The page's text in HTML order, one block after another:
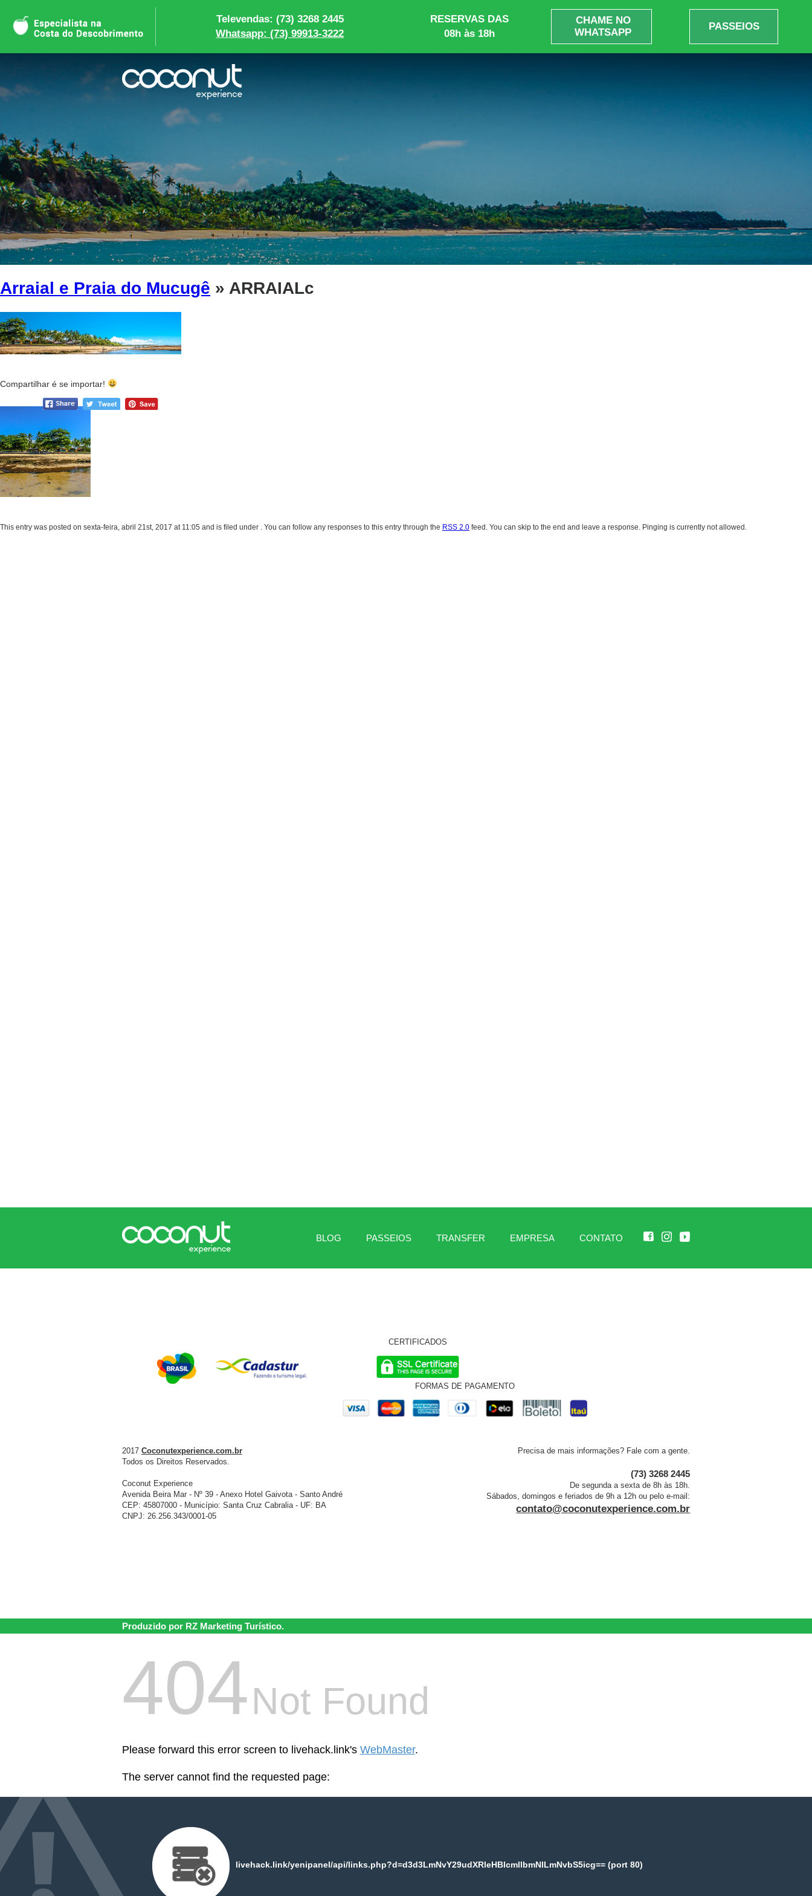
Televendas: (73) 3268 2445
Whatsapp: (73) 99913-3222
RESERVAS DAS
08h às 18h
CHAME NO
WHATSAPP
PASSEIOS
Arraial e Praia do Mucugê » ARRAIALc
Compartilhar é se importar!
This entry was posted on sexta-feira, abril 21st, 2017 at 11:05 and is filed under . You can follow any responses to this entry through the RSS 2.0 feed. You can skip to the end and leave a response. Pinging is currently not allowed.
BLOG PASSEIOS TRANSFER EMPRESA CONTATO
CERTIFICADOS
FORMAS DE PAGAMENTO
2017 Coconutexperience.com.br
Todos os Direitos Reservados.
Coconut Experience
Avenida Beira Mar - Nº 39 - Anexo Hotel Gaivota - Santo André
CEP: 45807000 - Município: Santa Cruz Cabralia - UF: BA
CNPJ: 26.256.343/0001-05
Precisa de mais informações? Fale com a gente.
(73) 3268 2445
De segunda a sexta de 8h às 18h.
Sábados, domingos e feriados de 9h a 12h ou pelo e-mail:
contato@coconutexperience.com.br
Produzido por RZ Marketing Turístico.
404Not Found
Please forward this error screen to livehack.link's WebMaster.
The server cannot find the requested page:
livehack.link/yenipanel/api/links.php?d=d3d3LmNvY29udXRleHBlcmllbmNlLmNvbS5icg== (port 80)